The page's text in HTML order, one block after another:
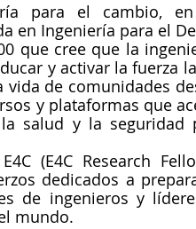
para el cambio,
en Ingeniería para el
que cree que la
y activar la fuerza
de comunidades
y plataformas que
salud y la
(E4C Research
dedicados a
de ingenieros y
mundo.